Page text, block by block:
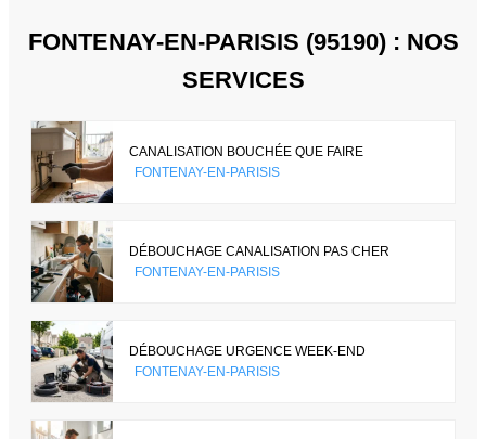
FONTENAY-EN-PARISIS (95190) : NOS
SERVICES
CANALISATION BOUCHÉE QUE FAIRE
FONTENAY-EN-PARISIS
DÉBOUCHAGE CANALISATION PAS CHER
FONTENAY-EN-PARISIS
DÉBOUCHAGE URGENCE WEEK-END
FONTENAY-EN-PARISIS